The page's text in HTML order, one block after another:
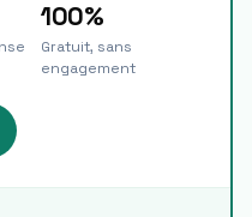
100%
Gratuit, sans
engagement